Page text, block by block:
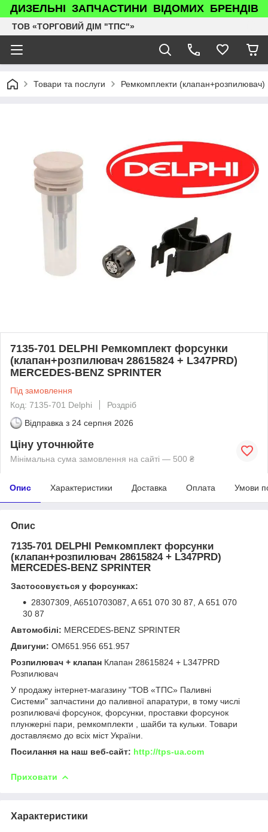
ДИЗЕЛЬНІ ЗАПЧАСТИНИ ВІДОМИХ БРЕНДІВ
ТОВ «ТОРГОВИЙ ДІМ "ТПС"»
Товари та послуги Ремкомплекти (клапан+розпилювач)
7135-701 DELPHI Ремкомплект форсунки
(клапан+розпилювач 28615824 + L347PRD)
MERCEDES-BENZ SPRINTER
Під замовлення
Код: 7135-701 Delphi
Роздріб
Відправка з 24 серпня 2026
Ціну уточнюйте
Мінімальна сума замовлення на сайті — 500 ₴
Опис Характеристики Доставка Оплата Умови
Опис
7135-701 DELPHI Ремкомплект форсунки
(клапан+розпилювач 28615824 + L347PRD)
MERCEDES-BENZ SPRINTER
Застосовується у форсунках:
28307309, A6510703087, A 651 070 30 87, А 651 070
30 87
Автомобілі: MERCEDES-BENZ SPRINTER
Двигуни: OM651.956 651.957
Розпилювач + клапан Клапан 28615824 + L347PRD
Розпилювач
У продажу інтернет-магазину "ТОВ «ТПС» Паливні
Системи" запчастини до паливної апаратури, в тому числі
розпилювачі форсунок, форсунки, проставки форсунок
плунжерні пари, ремкомплекти , шайби та кульки. Товари
доставляємо до всіх міст України.
Посилання на наш веб-сайт: http://tps-ua.com
Приховати
Характеристики